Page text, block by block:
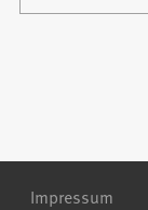
Impressum